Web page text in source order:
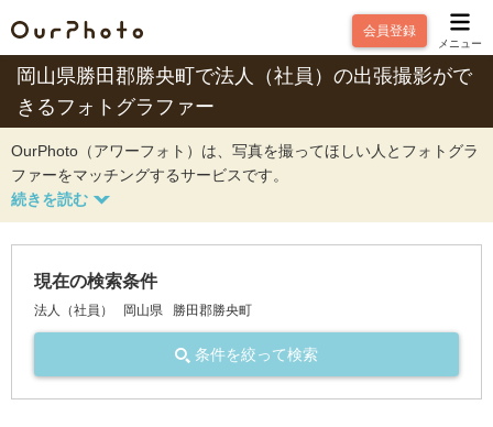
会員登録
メニュー
岡山県勝田郡勝央町で法人（社員）の出張撮影がで
きるフォトグラファー
OurPhoto（アワーフォト）は、写真を撮ってほしい人とフォトグラ
ファーをマッチングするサービスです。
現在の検索条件
法人（社員） 岡山県 勝田郡勝央町
条件を絞って検索